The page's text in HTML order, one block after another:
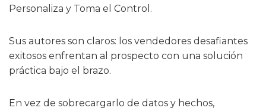
Personaliza y Toma el Control.
Sus autores son claros: los vendedores desafiantes
exitosos enfrentan al prospecto con una solución
práctica bajo el brazo.
En vez de sobrecargarlo de datos y hechos,